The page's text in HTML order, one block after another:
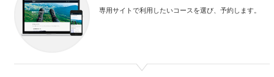
専用サイトで利用したいコースを選び、予約します。